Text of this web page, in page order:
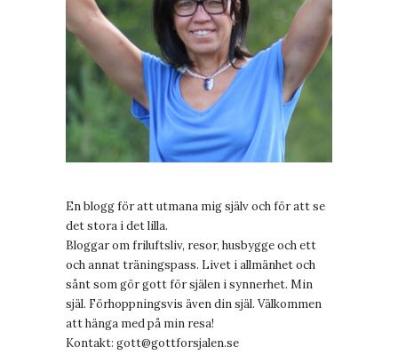
En blogg för att utmana mig själv och för att se
det stora i det lilla.
Bloggar om friluftsliv, resor, husbygge och ett
och annat träningspass. Livet i allmänhet och
sånt som gör gott för själen i synnerhet. Min
själ. Förhoppningsvis även din själ. Välkommen
att hänga med på min resa!
Kontakt: gott@gottforsjalen.se